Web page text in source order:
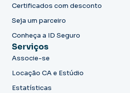
Certificados com desconto
Seja um parceiro
Conheça a ID Seguro
Serviços
Associe-se
Locação CA e Estúdio
Estatísticas